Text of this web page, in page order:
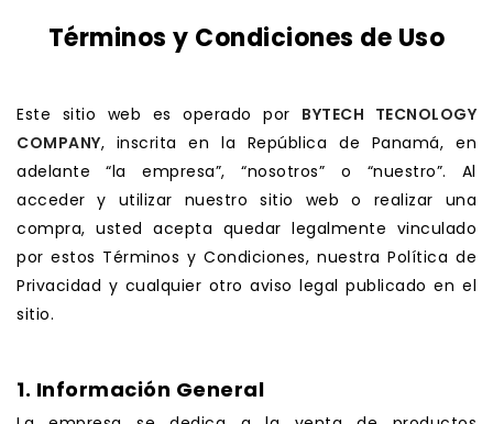
Términos y Condiciones de Uso
Este sitio web es operado por BYTECH TECNOLOGY
COMPANY, inscrita en la República de Panamá, en
adelante “la empresa”, “nosotros” o “nuestro”. Al
acceder y utilizar nuestro sitio web o realizar una
compra, usted acepta quedar legalmente vinculado
por estos Términos y Condiciones, nuestra Política de
Privacidad y cualquier otro aviso legal publicado en el
sitio.
1. Información General